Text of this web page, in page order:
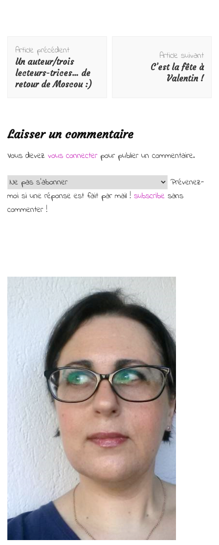
Navigation
d'article
Article précédent
Un auteur/trois
lecteurs-trices… de
retour de Moscou :)
Article suivant
C’est la fête à
Valentin !
Laisser un commentaire
Vous devez vous connecterpour publier un commentaire.
Prévenez-
moi si une réponse est fait par mail ! subscribe sans
commenter !